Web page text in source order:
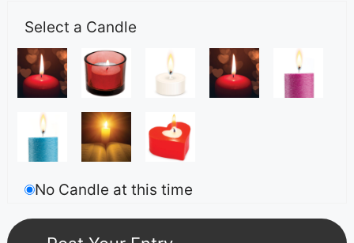
Select a Candle
No Candle at this time